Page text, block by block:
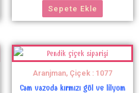
Sepete Ekle
Aranjman, Çiçek : 1077
Cam vazoda kırmızı gül ve lilyum